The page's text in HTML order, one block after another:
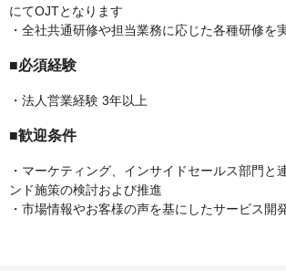
にてOJTとなります
・全社共通研修や担当業務に応じた各種研修を
■必須経験
・法人営業経験 3年以上
■歓迎条件
・マーケティング、インサイドセールス部門と
ンド施策の検討および推進
・市場情報やお客様の声を基にしたサービス開